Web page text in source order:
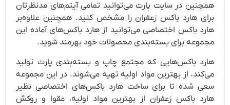
همچنین در سایت پارت می‌توانید تمامی آیتم‌های مدنظرتان
برای هارد باکس زعفران را مشخص کنید. همچنین علاوه‌بر
هارد باکس اختصاصی می‌توانید از هارد باکس‌های آماده این
مجموعه برای بسته‌بندی محصولات خود بهرمند شوید.
هارد باکس‌هایی که مجتمع چاپ و بسته‌بندی پارت تولید
می‌کند، از بهترین مواد اولیه تهیه می‌شوند. در این مجموعه
سعی شده تا برای ساخت هارد باکس‌های اختصاصی نظیر
هارد باکس زعفران از بهترین مواد اولیه، مقوا و روکش